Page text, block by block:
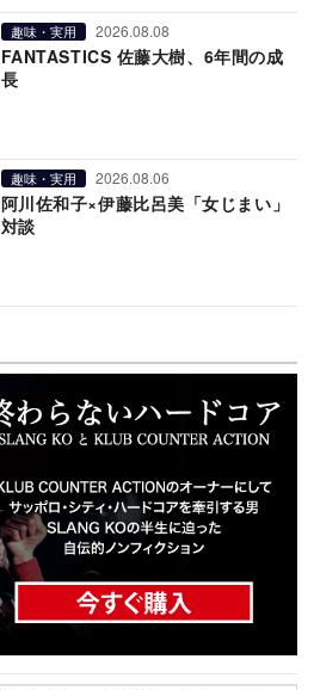
趣味・実用 2026.08.08
FANTASTICS 佐藤大樹、6年間の成
長
趣味・実用 2026.08.06
阿川佐和子×伊藤比呂美「女じまい」
対談